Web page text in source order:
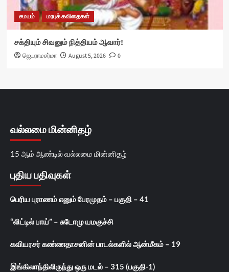
சமயம் மரபுக் கவிதைகள்
சக்தியும் சிவனும் நித்தியம் ஆவார்!
ஜெயராமசர்மா August 5, 2026 0
வல்லமை மின்னிதழ்
15 ஆம் ஆண்டில் வல்லமை மின்னிதழ்
புதிய பதிவுகள்
பெரிய புராணம் எனும் பேரமுதம் – பகுதி – 41
“லிட்டில் பாய்” – சுடோமு யமகுச்சி
கவியரசர் கண்ணதாசனின் பாடல்களில் ஆன்மீகம் – 19
இங்கிலாந்திலிருந்து ஒரு மடல் – 315 (பகுதி-1)